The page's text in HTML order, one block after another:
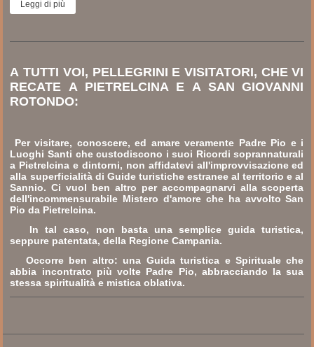
Leggi di più
A TUTTI VOI, PELLEGRINI E VISITATORI, CHE VI
RECATE A PIETRELCINA E A SAN GIOVANNI
ROTONDO:
Per visitare, conoscere, ed amare veramente Padre Pio e i
Luoghi Santi che custodiscono i suoi Ricordi soprannaturali
a Pietrelcina e dintorni, non affidatevi all'improvvisazione ed
alla superficialità di Guide turistiche estranee al territorio e al
Sannio. Ci vuol ben altro per accompagnarvi alla scoperta
dell'incommensurabile Mistero d'amore che ha avvolto San
Pio da Pietrelcina.
In tal caso, non basta una semplice guida turistica,
seppure patentata, della Regione Campania.
Occorre ben altro: una Guida turistica e Spirituale che
abbia incontrato più volte Padre Pio, abbracciando la sua
stessa spiritualità e mistica oblativa.